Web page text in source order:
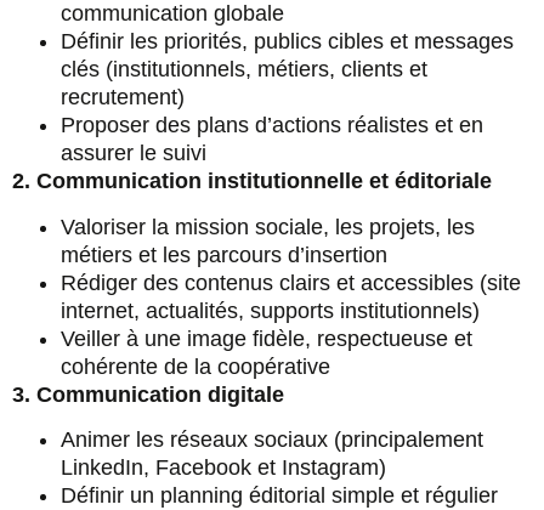
communication globale
Définir les priorités, publics cibles et messages
clés (institutionnels, métiers, clients et
recrutement)
Proposer des plans d’actions réalistes et en
assurer le suivi
2. Communication institutionnelle et éditoriale
Valoriser la mission sociale, les projets, les
métiers et les parcours d’insertion
Rédiger des contenus clairs et accessibles (site
internet, actualités, supports institutionnels)
Veiller à une image fidèle, respectueuse et
cohérente de la coopérative
3. Communication digitale
Animer les réseaux sociaux (principalement
LinkedIn, Facebook et Instagram)
Définir un planning éditorial simple et régulier